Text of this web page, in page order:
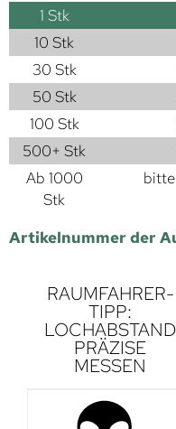
1 Stk
10 Stk
30 Stk
50 Stk
100 Stk
500+ Stk
Ab 1000
Stk
Artikelnummer der
RAUMFAHRER-
TIPP:
LOCHABSTAND
PRÄZISE
MESSEN